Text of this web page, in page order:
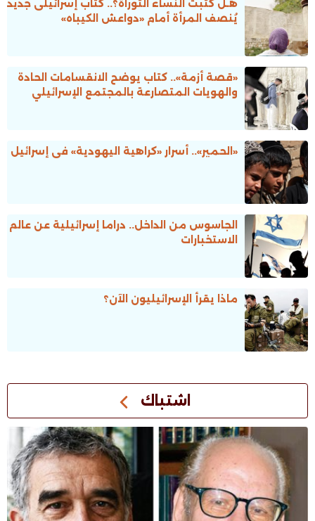
هـل كتبت النساء التوراة؟.. كتاب إسرائيلى جديد
يُنصف المرأة أمام «دواعش الكيباه»
«قصة أزمة».. كتاب يوضح الانقسامات الحادة
والهويات المتصارعة بالمجتمع الإسرائيلي
«الحمير».. أسرار «كراهية اليهودية» فى إسرائيل
الجاسوس من الداخل.. دراما إسرائيلية عن عالم
الاستخبارات
ماذا يقرأ الإسرائيليون الآن؟
اشتباك